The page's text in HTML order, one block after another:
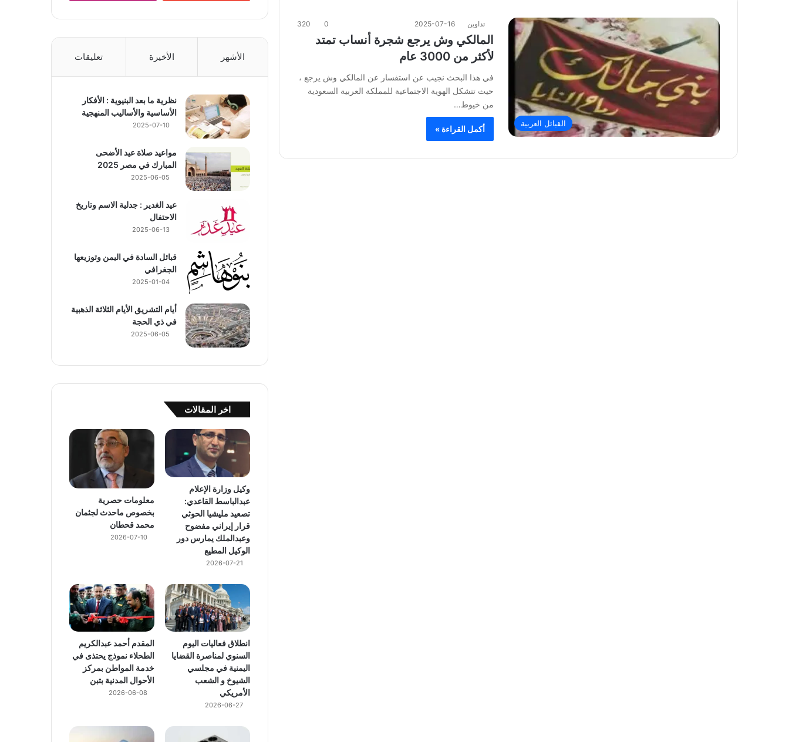
القبائل العربية
تداوين 2025-07-16
0
320
المالكي وش يرجع شجرة أنساب تمتد
لأكثر من 3000 عام
في هذا البحث نجيب عن استفسار عن المالكي وش يرجع ،
حيث تتشكل الهوية الاجتماعية للمملكة العربية السعودية
من خيوط…
أكمل القراءة »
الأشهر الأخيرة تعليقات
نظرية ما بعد البنيوية : الأفكار
الأساسية والأساليب المنهجية
2025-07-10
مواعيد صلاة عيد الأضحى
المبارك في مصر 2025
2025-06-05
عيد الغدير : جدلية الاسم وتاريخ
الاحتفال
2025-06-13
قبائل السادة في اليمن وتوزيعها
الجغرافي
2025-01-04
أيام التشريق الأيام الثلاثة الذهبية
في ذي الحجة
2025-06-05
اخر المقالات
وكيل وزارة الإعلام
عبدالباسط القاعدي:
تصعيد مليشيا الحوثي
قرار إيراني مفضوح
وعبدالملك يمارس دور
الوكيل المطيع
2026-07-21
معلومات حصرية
بخصوص ماحدث لجثمان
محمد قحطان
2026-07-10
انطلاق فعاليات اليوم
السنوي لمناصرة القضايا
اليمنية في مجلسي
الشيوخ و الشعب
الأمريكي
2026-06-27
المقدم أحمد عبدالكريم
الطحلاء نموذج يحتذى في
خدمة المواطن بمركز
الأحوال المدنية بتبن
2026-06-08